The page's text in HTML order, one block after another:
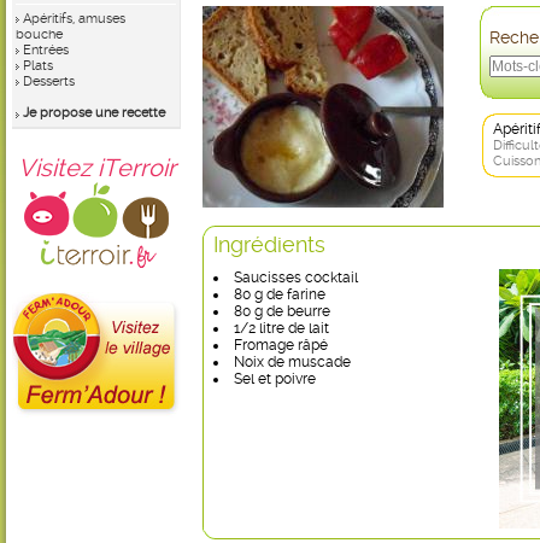
Apéritifs, amuses
bouche
Entrées
Plats
Desserts
Je propose une recette
Visitez iTerroir
Ingrédients
Saucisses cocktail
80 g de farine
80 g de beurre
1/2 litre de lait
Fromage râpé
Noix de muscade
Sel et poivre